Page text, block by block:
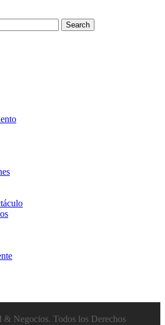
Search
Negocios. Todos los Derechos